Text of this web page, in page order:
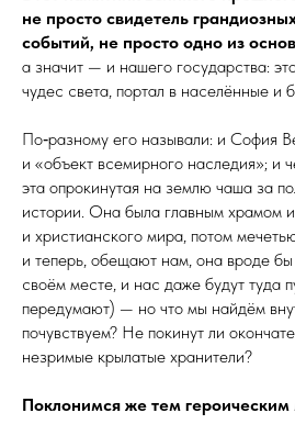
не просто свидетель
событий, не просто одно из
а значит — и нашего государства:
чудес света, портал в населённые и
По‑разному его называли: и София
и «объект всемирного наследия»; и
эта опрокинутая на землю чаша за
истории. Она была главным храмом
и христианского мира, потом
и теперь, обещают нам, она вроде бы
своём месте, и нас даже будут туда
передумают) — но что мы найдём
почувствуем? Не покинут ли
незримые крылатые хранители?
Поклонимся же тем